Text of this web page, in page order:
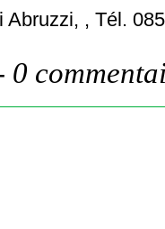
, Tél.
0